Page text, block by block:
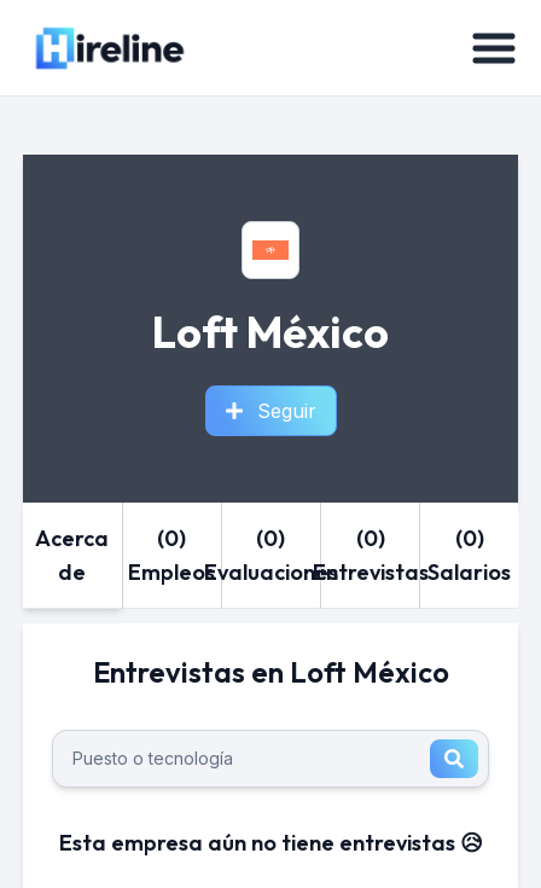
Loft México
Seguir
Acerca
de
(0)
Empleos
(0)
Evaluaciones
(0)
Entrevistas
(0)
Salarios
Entrevistas en Loft México
Esta empresa aún no tiene entrevistas 😥